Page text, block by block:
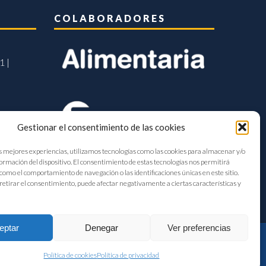
Gestionar el consentimiento de las cookies
mejores experiencias, utilizamos tecnologías como las cookies para almacenar y/o
del dispositivo. El consentimiento de estas tecnologías nos permitirá
el comportamiento de navegación o las identificaciones únicas en este sitio.
el consentimiento, puede afectar negativamente a ciertas características y
Denegar Ver preferencias
Política de cookiesPolítica de privacidad
|
COLABORADORES